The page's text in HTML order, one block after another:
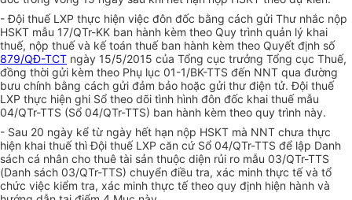
- Đội thuế LXP thực hiện việc đôn đốc bằng cách gửi Thư nhắc nộp
HSKT mẫu 17/QTr-KK ban hành kèm theo Quy trình quản lý khai
thuế, nộp thuế và kế toán thuế ban hành kèm theo Quyết định số
879/QĐ-TCT ngày 15/5/2015 của Tổng cục trưởng Tổng cục Thuế,
đồng thời gửi kèm theo Phụ lục 01-1/BK-TTS đến NNT qua đường
bưu chính bằng cách gửi đảm bảo hoặc gửi thư điện tử. Đội thuế
LXP thực hiện ghi Sổ theo dõi tình hình đôn đốc khai thuế mẫu
04/QTr-TTS (Sổ 04/QTr-TTS) ban hành kèm theo quy trình này.
- Sau 20 ngày kể từ ngày hết hạn nộp HSKT mà NNT chưa thực
hiện khai thuế thì Đội thuế LXP căn cứ Sổ 04/QTr-TTS để lập Danh
sách cá nhân cho thuê tài sản thuộc diện rủi ro mẫu 03/QTr-TTS
(Danh sách 03/QTr-TTS) chuyển điều tra, xác minh thực tế và tổ
chức việc kiểm tra, xác minh thực tế theo quy định hiện hành và